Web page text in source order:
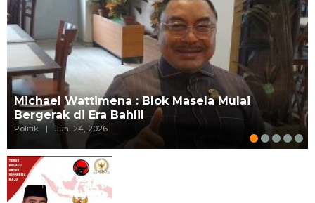
Michael Wattimena : Blok Masela Mulai
Bergerak di Era Bahlil
Politik | Juni 24, 2026